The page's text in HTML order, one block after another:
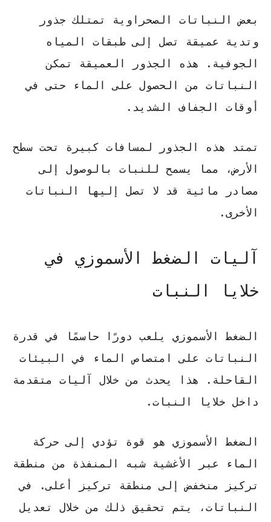
بعض النباتات الصحراوية تمتلك جذور
وتدية عميقة تصل إلى طبقات المياه
الجوفية. هذه الجذور العميقة تمكن
النباتات من الحصول على الماء حتى في
أوقات الجفاف الشديد.
تمتد هذه الجذور لمسافات كبيرة تحت سطح
الأرض، مما يسمح للنبات بالوصول إلى
مصادر مائية قد لا تصل إليها النباتات
الأخرى.
آليات الضغط الأسموزي في
خلايا النبات
الضغط الأسموزي يلعب دورًا حاسمًا في قدرة
النباتات على امتصاص الماء في البيئات
القاحلة. هذا يحدث من خلال آليات متقدمة
داخل خلايا النبات.
الضغط الأسموزي هو قوة تؤدي إلى حركة
الماء عبر الأغشية شبه المنفذة من منطقة
تركيز منخفض إلى منطقة تركيز أعلى. في
النباتات، يتم تحقيق ذلك من خلال تعديل